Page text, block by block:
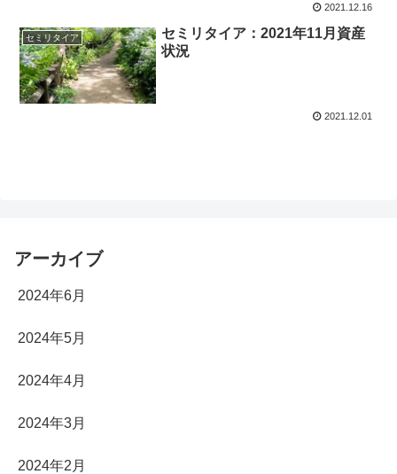
2021.12.16
セミリタイア
セミリタイア：2021年11月資産
状況
2021.12.01
アーカイブ
2024年6月
2024年5月
2024年4月
2024年3月
2024年2月